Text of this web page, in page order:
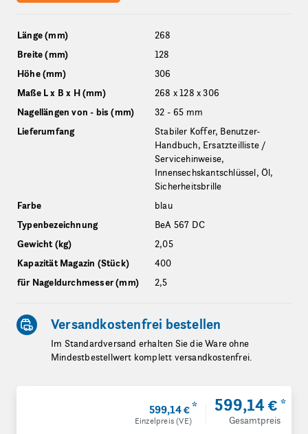
Länge (mm)
268
Breite (mm)
128
Höhe (mm)
306
Maße L x B x H (mm)
268 x 128 x 306
Nagellängen von - bis (mm)
32 - 65 mm
Lieferumfang
Stabiler Koffer, Benutzer-
Handbuch, Ersatzteilliste /
Servicehinweise,
Innensechskantschlüssel, Öl,
Sicherheitsbrille
Farbe
blau
Typenbezeichnung
BeA 567 DC
Gewicht (kg)
2,05
Kapazität Magazin (Stück)
400
für Nageldurchmesser (mm)
2,5
Versandkostenfrei bestellen
Im Standardversand erhalten Sie die Ware ohne
Mindestbestellwert komplett versandkostenfrei.
599,14 €*
Einzelpreis (VE)
599,14 € *
Gesamtpreis